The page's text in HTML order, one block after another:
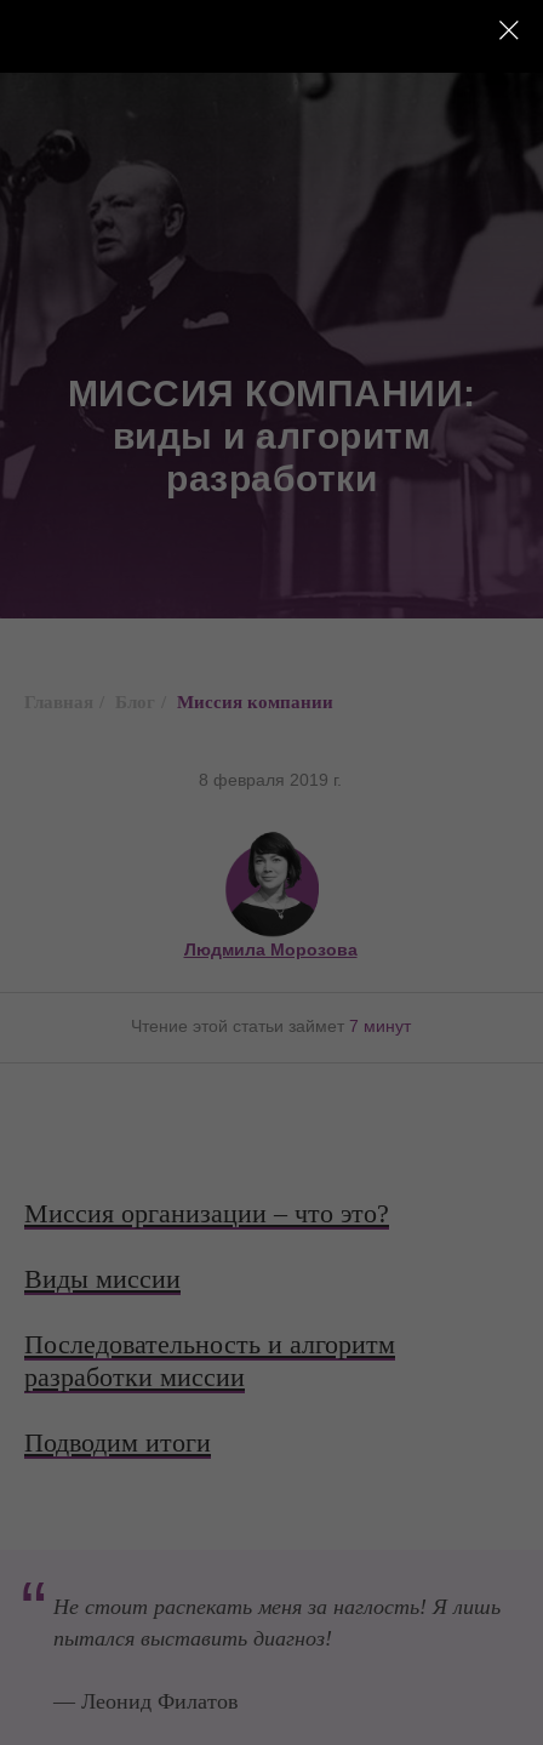
МИССИЯ КОМПАНИИ:
виды и алгоритм
разработки
Миссия компании
Людмила Морозова
8 февраля 2019 г.
Чтение этой статьи займет 7 минут
Миссия организации – что это?
Виды миссии
Последовательность и алгоритм
разработки миссии
Подводим итоги
“ Не стоит распекать меня за наглость! Я лишь
пытался выставить диагноз!
— Леонид Филатов